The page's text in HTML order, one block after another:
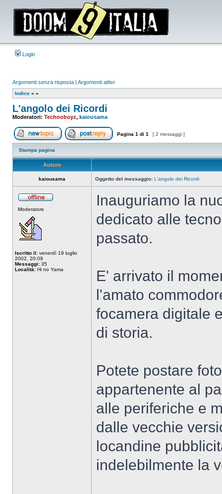
Login
Argomenti senza risposta | Argomenti attivi
Indice » »
L'angolo dei Ricordi
Moderatori: Technoboyz, kaiousama
Apri un nuovo argomentoRispondi all’argomento
Pagina 1 di 1 [ 2 messaggi ]
Stampa pagina
Autore
kaiousama Oggetto del messaggio: L'angolo dei Ricordi
Moderatore
Iscritto il: venerdì 19 luglio
2002, 20:09
Messaggi: 35
Località: Hi no Yama
Inauguriamo la
dedicato alle
passato.
E' arrivato il
l'amato
focamera digitale
di storia.
Potete postare
appartenente al
alle periferiche e
dalle vecchie
locandine
indelebilmente la